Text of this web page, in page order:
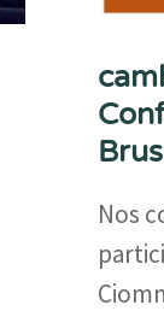
Nos